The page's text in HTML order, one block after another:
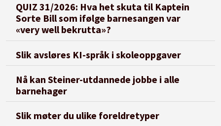
QUIZ 31/2026: Hva het skuta til Kaptein
Sorte Bill som ifølge barnesangen var
«very well bekrutta»?
Slik avsløres KI-språk i skoleoppgaver
Nå kan Steiner-utdannede jobbe i alle
barnehager
Slik møter du ulike foreldretyper